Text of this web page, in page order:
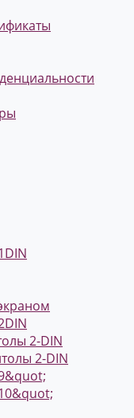
2-DIN
2-DIN